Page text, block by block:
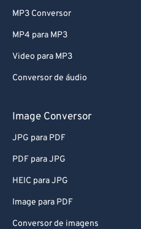
MP3 Conversor
MP4 para MP3
Video para MP3
Conversor de áudio
Image Conversor
JPG para PDF
PDF para JPG
HEIC para JPG
Image para PDF
Conversor de imagens